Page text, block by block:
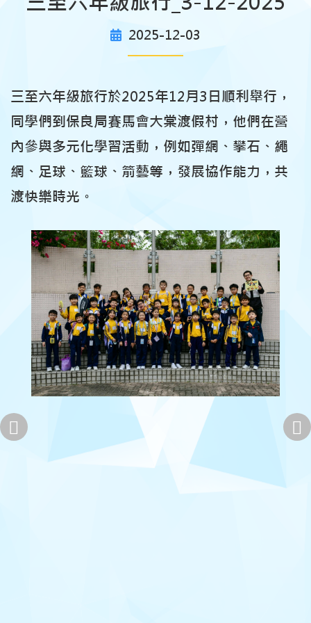
2025-12-03
三至六年級旅行於2025年12月3日順利舉行，
同學們到保良局賽馬會大棠渡假村，他們在營
內參與多元化學習活動，例如彈網、攀石、繩
網、足球、籃球、箭藝等，發展協作能力，共
渡快樂時光。